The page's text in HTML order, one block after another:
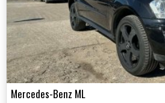
Mercedes-Benz ML